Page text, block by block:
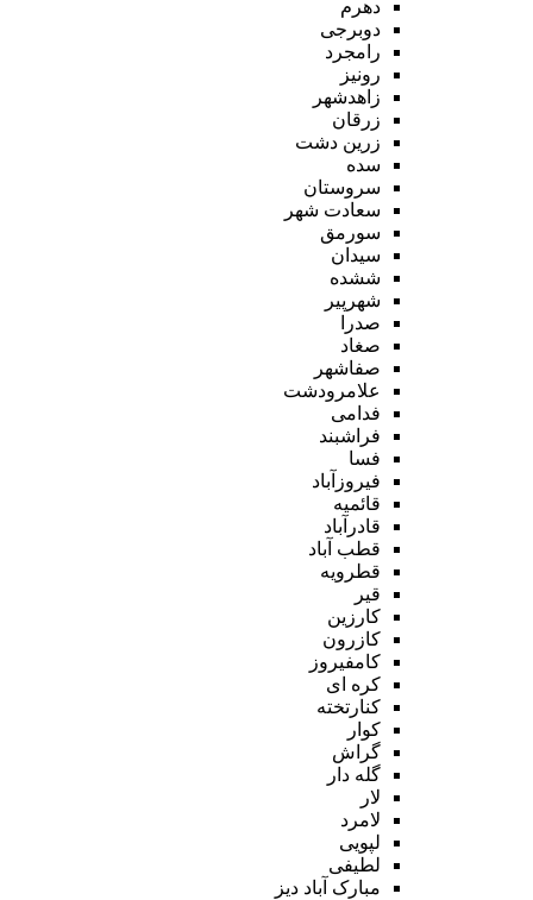
دهرم
دوبرجی
رامجرد
رونیز
زاهدشهر
زرقان
زرین دشت
سده
سروستان
سعادت شهر
سورمق
سیدان
ششده
شهرپیر
صدرا
صغاد
صفاشهر
علامرودشت
فدامی
فراشبند
فسا
فیروزآباد
قائمیه
قادرآباد
قطب آباد
قطرویه
قیر
کارزین
کازرون
کامفیروز
کره ای
کنارتخته
کوار
گراش
گله دار
لار
لامرد
لپویی
لطیفی
مبارک آباد دیز